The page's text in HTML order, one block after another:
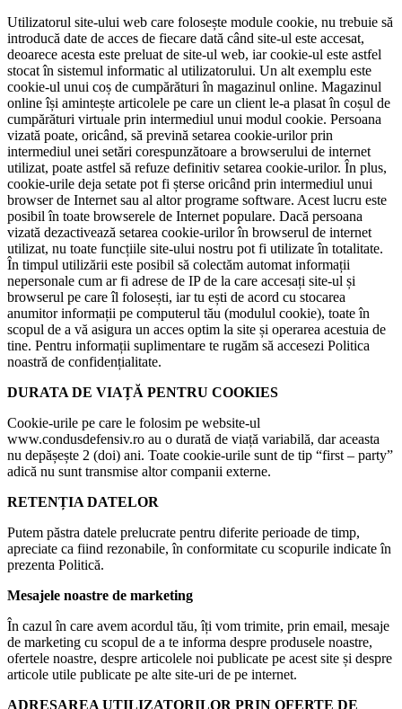
Utilizatorul site-ului web care folosește module cookie, nu trebuie să
introducă date de acces de fiecare dată când site-ul este accesat,
deoarece acesta este preluat de site-ul web, iar cookie-ul este astfel
stocat în sistemul informatic al utilizatorului. Un alt exemplu este
cookie-ul unui coș de cumpărături în magazinul online. Magazinul
online își amintește articolele pe care un client le-a plasat în coșul de
cumpărături virtuale prin intermediul unui modul cookie. Persoana
vizată poate, oricând, să prevină setarea cookie-urilor prin
intermediul unei setări corespunzătoare a browserului de internet
utilizat, poate astfel să refuze definitiv setarea cookie-urilor. În plus,
cookie-urile deja setate pot fi șterse oricând prin intermediul unui
browser de Internet sau al altor programe software. Acest lucru este
posibil în toate browserele de Internet populare. Dacă persoana
vizată dezactivează setarea cookie-urilor în browserul de internet
utilizat, nu toate funcțiile site-ului nostru pot fi utilizate în totalitate.
În timpul utilizării este posibil să colectăm automat informații
nepersonale cum ar fi adrese de IP de la care accesați site-ul și
browserul pe care îl folosești, iar tu ești de acord cu stocarea
anumitor informații pe computerul tău (modulul cookie), toate în
scopul de a vă asigura un acces optim la site și operarea acestuia de
tine. Pentru informații suplimentare te rugăm să accesezi Politica
noastră de confidențialitate.
DURATA DE VIAȚĂ PENTRU COOKIES
Cookie-urile pe care le folosim pe website-ul
www.condusdefensiv.ro au o durată de viață variabilă, dar aceasta
nu depășește 2 (doi) ani. Toate cookie-urile sunt de tip “first – party”
adică nu sunt transmise altor companii externe.
RETENȚIA DATELOR
Putem păstra datele prelucrate pentru diferite perioade de timp,
apreciate ca fiind rezonabile, în conformitate cu scopurile indicate în
prezenta Politică.
Mesajele noastre de marketing
În cazul în care avem acordul tău, îți vom trimite, prin email, mesaje
de marketing cu scopul de a te informa despre produsele noastre,
ofertele noastre, despre articolele noi publicate pe acest site și despre
articole utile publicate pe alte site-uri de pe internet.
ADRESAREA UTILIZATORILOR PRIN OFERTE DE